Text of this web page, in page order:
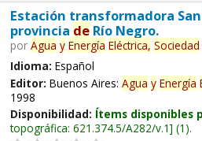
Estación transformadora
provincia deRío Negro.
por Agua y Energía Eléctrica, Sociedad
Idioma: Español
Editor: Buenos Aires: Agua y Energía
1998
Disponibilidad: Ítems disponibles
topográfica: 621.374.5/A282/v.1 (1).